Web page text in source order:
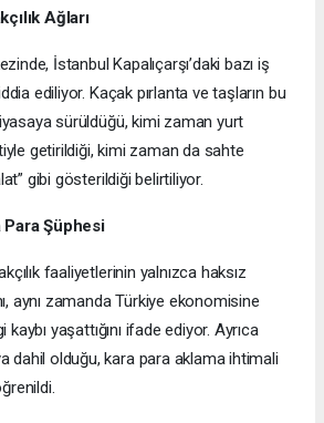
Ağları
İstanbul Kapalıçarşı’daki bazı iş
ediliyor. Kaçak pırlanta ve taşların bu
sürüldüğü, kimi zaman yurt
getirildiği, kimi zaman da sahte
gibi gösterildiği belirtiliyor.
Para Şüphesi
faaliyetlerinin yalnızca haksız
aynı zamanda Türkiye ekonomisine
yaşattığını ifade ediyor. Ayrıca
dahil olduğu, kara para aklama ihtimali